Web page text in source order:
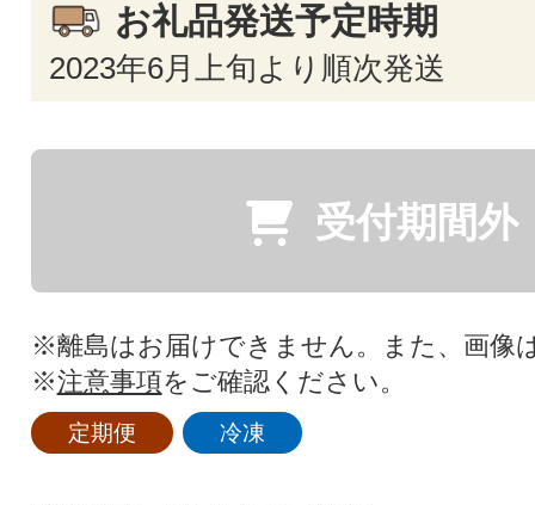
お礼品発送予定時期
2023年6月上旬より順次発送
受付期間外
※離島はお届けできません。また、画像
※注意事項をご確認ください。
定期便 冷凍